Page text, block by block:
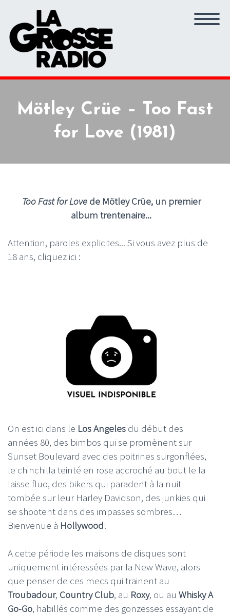
Mötley Crüe – Too Fast
for Love (1981)
Too Fast for Lovede Mötley Crüe, un premier
album trentenaire...
Attention, paroles explicites... Si vous avez plus de
18 ans, cliquez ici :
On est ici dans le Los Angeles du début des
années 80, des bimbos qui se promènent sur
Sunset Boulevard avec des poitrines surgonflées,
le chinchilla teinté en rose accroché au bout le la
laisse fluo, des bikers qui paradent à la nuit
tombée sur leur Harley Davidson, des junkies qui
se shootent dans des impasses sombres…
Bienvenue à Hollywood!
A cette période les maisons de disques sont
uniquement intéressées par la New Wave, alors
que penser de ces mecs qui trainent au
Troubadour, Country Club, au Roxy, ou au Whisky A
Go-Go, habillés comme des gonzesses essayant de